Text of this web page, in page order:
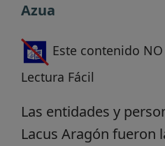
Azua
Este contenido
Lectura Fácil
Las entidades y
Lacus Aragón fueron